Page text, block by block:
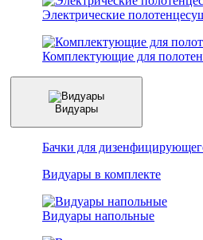
Электрические
Комплектующие для
Видуары
Бачки для
Видуары в комплекте
Видуары напольные